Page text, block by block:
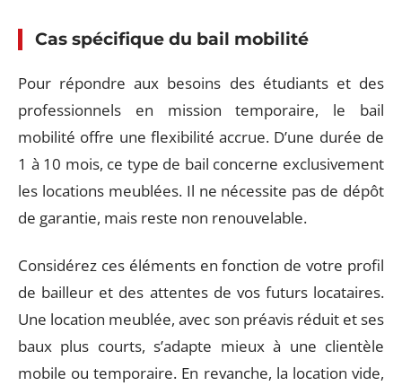
Cas spécifique du bail mobilité
Pour répondre aux besoins des étudiants et des
professionnels en mission temporaire, le bail
mobilité offre une flexibilité accrue. D’une durée de
1 à 10 mois, ce type de bail concerne exclusivement
les locations meublées. Il ne nécessite pas de dépôt
de garantie, mais reste non renouvelable.
Considérez ces éléments en fonction de votre profil
de bailleur et des attentes de vos futurs locataires.
Une location meublée, avec son préavis réduit et ses
baux plus courts, s’adapte mieux à une clientèle
mobile ou temporaire. En revanche, la location vide,